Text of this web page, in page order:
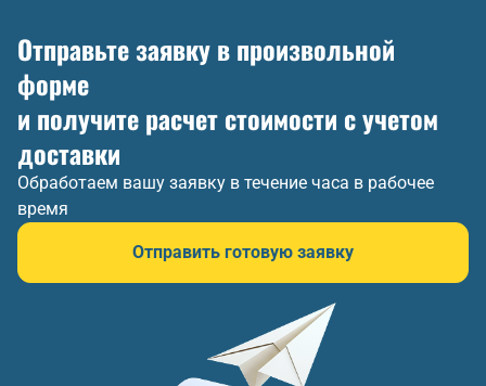
Отправьте заявку в произвольной
форме
и получите расчет стоимости с учетом
доставки
Обработаем вашу заявку в течение часа в рабочее
время
Отправить готовую заявку